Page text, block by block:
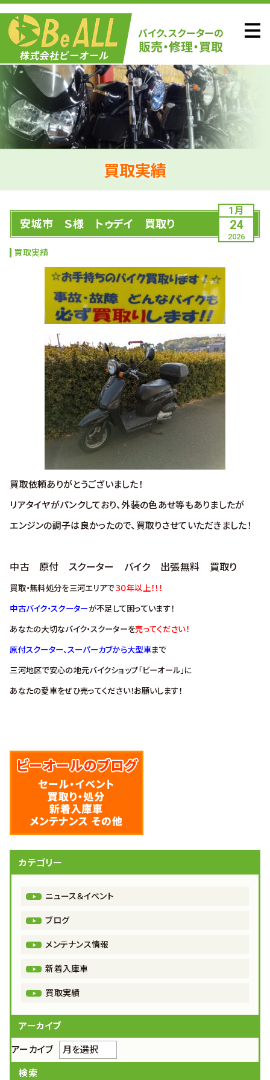
買取実績
1月
24
2026
安城市 Ｓ様 トゥデイ 買取り
買取実績
買取依頼ありがとうございました！
リアタイヤがパンクしており、外装の色あせ等もありましたが
エンジンの調子は良かったので、買取りさせていただきました！
中古 原付 スクーター バイク 出張無料 買取り
買取・無料処分を三河エリアで３０年以上！！！
中古バイク・スクーター が不足して困っています！
あなたの大切なバイク・スクーターを売ってください！
原付スクーター、スーパーカブから大型車まで
三河地区で安心の地元バイクショップ「ビーオール」に
あなたの愛車をぜひ売ってください！お願いします！
カテゴリー
ニュース＆イベント
ブログ
メンテナンス情報
新着入庫車
買取実績
アーカイブ
アーカイブ
検索